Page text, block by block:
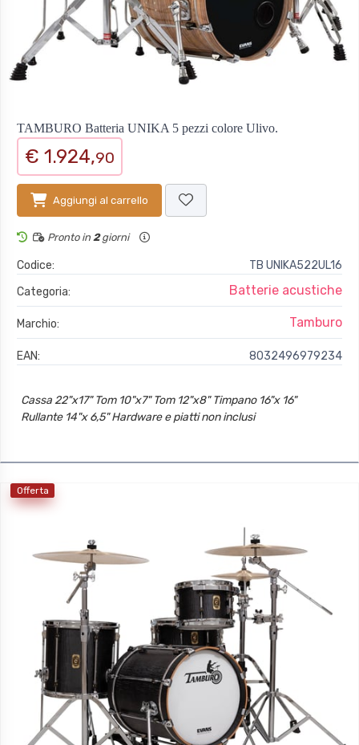
TAMBURO Batteria UNIKA 5 pezzi colore Ulivo.
€ 1.924,90
Aggiungi al carrello
Pronto in 2giorni
Codice:
TB UNIKA522UL16
Categoria:
Batterie acustiche
Marchio: Tamburo
EAN: 8032496979234
Cassa 22"x17" Tom 10"x7" Tom 12"x8" Timpano 16"x 16"
Rullante 14"x 6,5" Hardware e piatti non inclusi
Offerta